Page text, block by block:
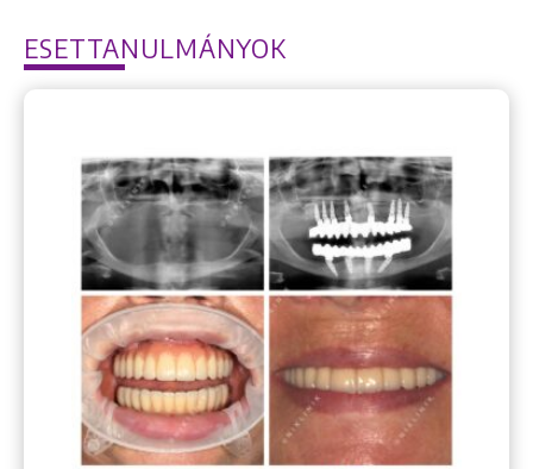
ESETTANULMÁNYOK